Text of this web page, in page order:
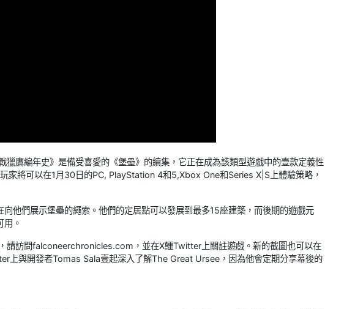
獵鷹編年史》是備受喜愛的《堡壘》的續集，它正在成為該類型遊戲中的壹款定義性
家將可以在1月30日的PC, PlayStation 4和5,Xbox One和Series X|S上體驗策略，
他們展示堡壘的繩索。他們的定居點可以發展到最多15座建築，而後期的遊戲元
用。
請訪問falconeerchronicles.com，並在X鱷Twitter上關註遊戲。新的截圖也可以在
上與開發者Tomas Sala壹起深入了解The Great Ursee，因為他會定期分享幕後的